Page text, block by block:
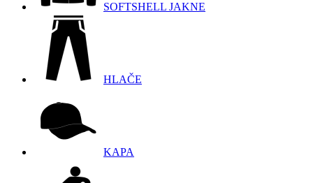
SOFTSHELL JAKNE
HLAČE
KAPA